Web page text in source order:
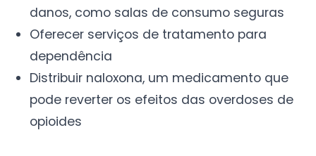
danos, como salas de consumo seguras
Oferecer serviços de tratamento para
dependência
Distribuir naloxona, um medicamento que
pode reverter os efeitos das overdoses de
opioides